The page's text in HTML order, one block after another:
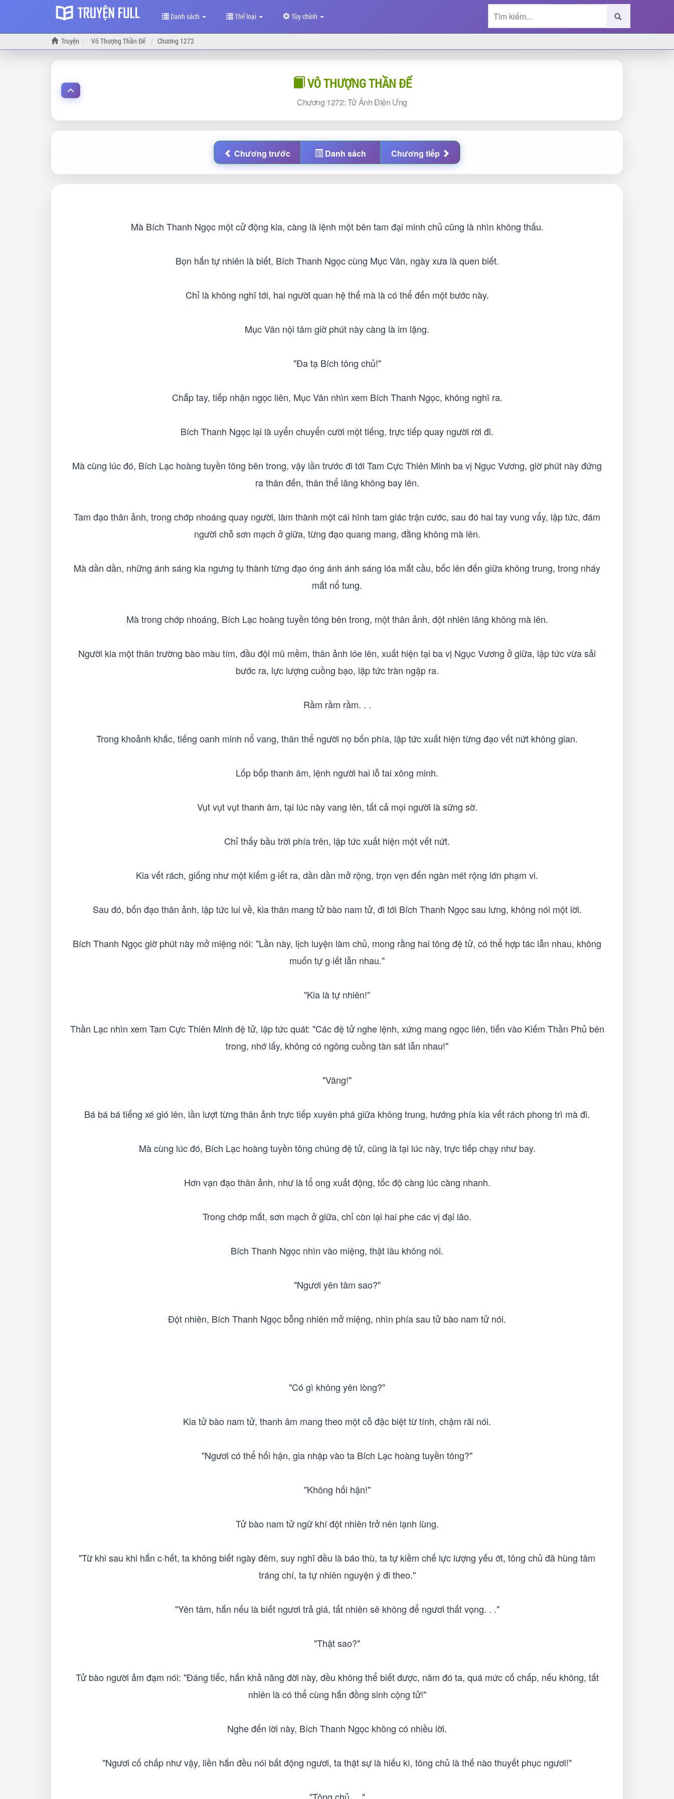
Danh sách Thể loại Tùy chỉnh
Truyện Vô Thượng Thần Đế Chương 1272
VÔ THƯỢNG THẦN ĐẾ
Chương 1272: Tử Ảnh Điện Ưng
Chương trước Danh sách Chương tiếp
Mà Bích Thanh Ngọc một cử động kia, càng là lệnh một bên tam đại minh chủ cũng là nhìn không thấu.
Bọn hắn tự nhiên là biết, Bích Thanh Ngọc cùng Mục Vân, ngày xưa là quen biết.
Chỉ là không nghĩ tới, hai người quan hệ thế mà là có thể đến một bước này.
Mục Vân nội tâm giờ phút này càng là im lặng.
"Đa tạ Bích tông chủ!"
Chắp tay, tiếp nhận ngọc liên, Mục Vân nhìn xem Bích Thanh Ngọc, không nghĩ ra.
Bích Thanh Ngọc lại là uyển chuyển cười một tiếng, trực tiếp quay người rời đi.
Mà cùng lúc đó, Bích Lạc hoàng tuyền tông bên trong, vậy lần trước đi tới Tam Cực Thiên Minh ba vị Ngục Vương, giờ phút này đứng
ra thân đến, thân thể lăng không bay lên.
Tam đạo thân ảnh, trong chớp nhoáng quay người, làm thành một cái hình tam giác trận cước, sau đó hai tay vung vẩy, lập tức, đám
người chỗ sơn mạch ở giữa, từng đạo quang mang, đằng không mà lên.
Mà dần dần, những ánh sáng kia ngưng tụ thành từng đạo óng ánh ánh sáng lóa mắt cầu, bốc lên đến giữa không trung, trong nháy
mắt nổ tung.
Mà trong chớp nhoáng, Bích Lạc hoàng tuyền tông bên trong, một thân ảnh, đột nhiên lăng không mà lên.
Người kia một thân trường bào màu tím, đầu đội mũ mềm, thân ảnh lóe lên, xuất hiện tại ba vị Ngục Vương ở giữa, lập tức vừa sải
bước ra, lực lượng cuồng bạo, lập tức tràn ngập ra.
Rầm rầm rầm. . .
Trong khoảnh khắc, tiếng oanh minh nổ vang, thân thể người nọ bốn phía, lập tức xuất hiện từng đạo vết nứt không gian.
Lốp bốp thanh âm, lệnh người hai lỗ tai xông minh.
Vụt vụt vụt thanh âm, tại lúc này vang lên, tất cả mọi người là sững sờ.
Chỉ thấy bầu trời phía trên, lập tức xuất hiện một vết nứt.
Kia vết rách, giống như một kiếm g·iết ra, dần dần mở rộng, trọn vẹn đến ngàn mét rộng lớn phạm vi.
Sau đó, bốn đạo thân ảnh, lập tức lui về, kia thân mang tử bào nam tử, đi tới Bích Thanh Ngọc sau lưng, không nói một lời.
Bích Thanh Ngọc giờ phút này mở miệng nói: "Lần này, lịch luyện làm chủ, mong rằng hai tông đệ tử, có thể hợp tác lẫn nhau, không
muốn tự g·iết lẫn nhau."
"Kia là tự nhiên!"
Thần Lạc nhìn xem Tam Cực Thiên Minh đệ tử, lập tức quát: "Các đệ tử nghe lệnh, xứng mang ngọc liên, tiến vào Kiếm Thần Phủ bên
trong, nhớ lấy, không có ngông cuồng tàn sát lẫn nhau!"
"Vâng!"
Bá bá bá tiếng xé gió lên, lần lượt từng thân ảnh trực tiếp xuyên phá giữa không trung, hướng phía kia vết rách phong trì mà đi.
Mà cùng lúc đó, Bích Lạc hoàng tuyền tông chúng đệ tử, cũng là tại lúc này, trực tiếp chạy như bay.
Hơn vạn đạo thân ảnh, như là tổ ong xuất động, tốc độ càng lúc càng nhanh.
Trong chớp mắt, sơn mạch ở giữa, chỉ còn lại hai phe các vị đại lão.
Bích Thanh Ngọc nhìn vào miệng, thật lâu không nói.
"Ngươi yên tâm sao?"
Đột nhiên, Bích Thanh Ngọc bỗng nhiên mở miệng, nhìn phía sau tử bào nam tử nói.
"Có gì không yên lòng?"
Kia tử bào nam tử, thanh âm mang theo một cỗ đặc biệt từ tính, chậm rãi nói.
"Ngươi có thể hối hận, gia nhập vào ta Bích Lạc hoàng tuyền tông?"
"Không hối hận!"
Tử bào nam tử ngữ khí đột nhiên trở nên lạnh lùng.
"Từ khi sau khi hắn c·hết, ta không biết ngày đêm, suy nghĩ đều là báo thù, ta tự kiềm chế lực lượng yếu ớt, tông chủ đã hùng tâm
tráng chí, ta tự nhiên nguyện ý đi theo."
"Yên tâm, hắn nếu là biết ngươi trả giá, tất nhiên sẽ không để ngươi thất vọng. . ."
"Thật sao?"
Tử bào người ảm đạm nói: "Đáng tiếc, hắn khả năng đời này, đều không thể biết được, năm đó ta, quá mức cố chấp, nếu không, tất
nhiên là có thể cùng hắn đồng sinh cộng tử!"
Nghe đến lời này, Bích Thanh Ngọc không có nhiều lời.
"Ngươi cố chấp như vậy, liền hắn đều nói bất động ngươi, ta thật sự là hiếu kì, tông chủ là thế nào thuyết phục ngươi!"